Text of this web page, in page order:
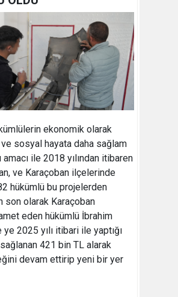
ekonomik olarak
sosyal hayata daha sağlam
amacı ile 2018 yılından itibaren
ve Karaçoban ilçelerinde
hükümlü bu projelerden
son olarak Karaçoban
eden hükümlü İbrahim
2025 yılı itibari ile yaptığı
421 bin TL alarak
devam ettirip yeni bir yer